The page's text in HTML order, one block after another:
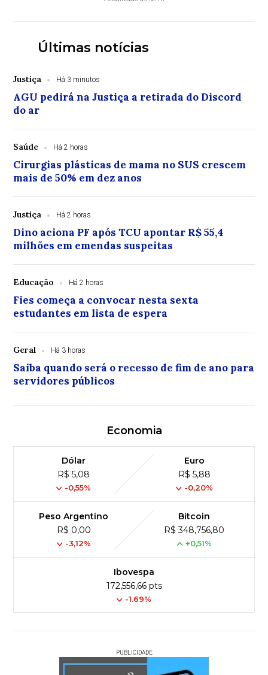
Últimas notícias
Justiça Há 3 minutos
AGU pedirá na Justiça a retirada do Discord
do ar
Saúde Há 2 horas
Cirurgias plásticas de mama no SUS crescem
mais de 50% em dez anos
Justiça Há 2 horas
Dino aciona PF após TCU apontar R$ 55,4
milhões em emendas suspeitas
Educação Há 2 horas
Fies começa a convocar nesta sexta
estudantes em lista de espera
Geral Há 3 horas
Saiba quando será o recesso de fim de ano para
servidores públicos
Economia
Dólar
R$ 5,08
-0,55%
Euro
R$ 5,88
-0,20%
Peso Argentino
R$ 0,00
-3,12%
Bitcoin
R$ 348,756,80
+0,51%
Ibovespa
172,556,66 pts
-1.69%
PUBLICIDADE